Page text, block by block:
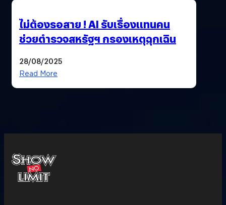
ไม่ต้องรอสาย ! AI รับเรื่องแทนคน
ช่วยตำรวจสหรัฐฯ กรองเหตุฉุกเฉิน
28/08/2025
Read More